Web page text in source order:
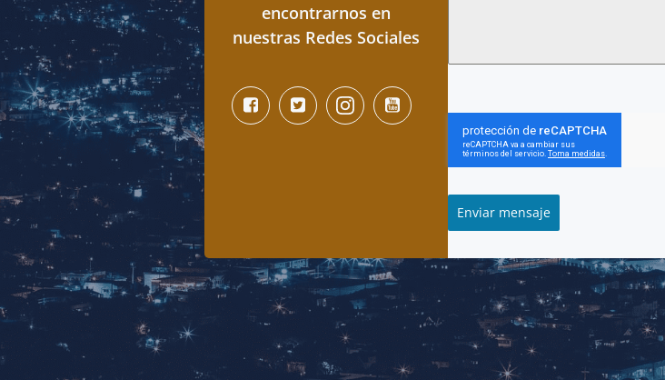
encontrarnos en
nuestras Redes Sociales
Enviar mensaje